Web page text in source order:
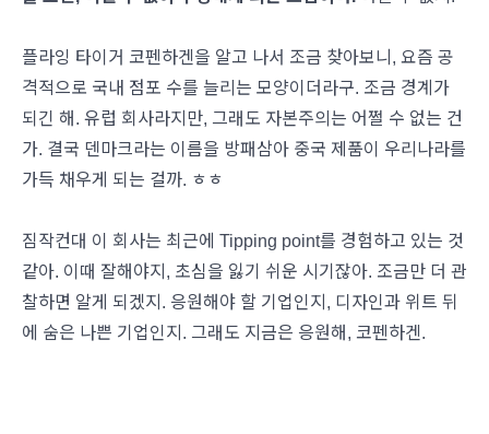
플라잉 타이거 코펜하겐을 알고 나서 조금 찾아보니, 요즘 공
격적으로 국내 점포 수를 늘리는 모양이더라구. 조금 경계가
되긴 해. 유럽 회사라지만, 그래도 자본주의는 어쩔 수 없는 건
가. 결국 덴마크라는 이름을 방패삼아 중국 제품이 우리나라를
가득 채우게 되는 걸까. ㅎㅎ
짐작컨대 이 회사는 최근에 Tipping point를 경험하고 있는 것
같아. 이때 잘해야지, 초심을 잃기 쉬운 시기잖아. 조금만 더 관
찰하면 알게 되겠지. 응원해야 할 기업인지, 디자인과 위트 뒤
에 숨은 나쁜 기업인지. 그래도 지금은 응원해, 코펜하겐.